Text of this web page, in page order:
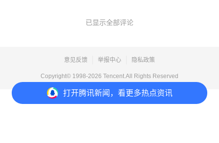
打开腾讯新闻，看更多热点资讯
已显示全部评论
意见反馈 举报中心 隐私政策
Copyright© 1998-2026 Tencent.All Rights Reserved